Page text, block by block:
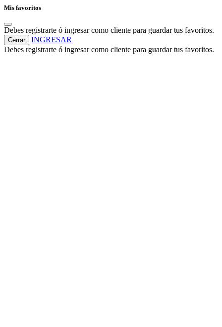
Mis favoritos
Debes registrarte ó ingresar como cliente para guardar tus favoritos.
Cerrar
INGRESAR
Debes registrarte ó ingresar como cliente para guardar tus favoritos.